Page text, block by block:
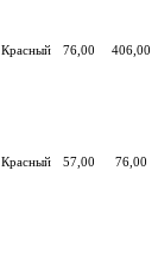
Красный 76,00 406,00
Красный 57,00 76,00